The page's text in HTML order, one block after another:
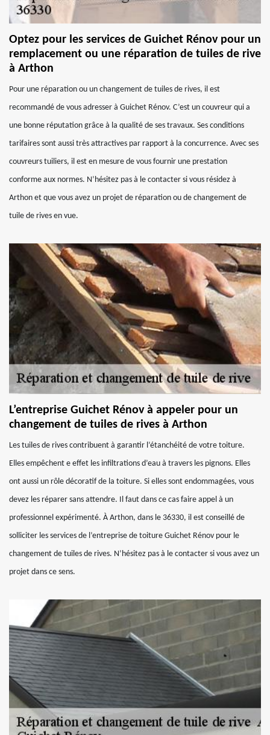
Optez pour les services de Guichet Rénov pour un
remplacement ou une réparation de tuiles de rive
à Arthon
Pour une réparation ou un changement de tuiles de rives, il est
recommandé de vous adresser à Guichet Rénov. C’est un couvreur qui a
une bonne réputation grâce à la qualité de ses travaux. Ses conditions
tarifaires sont aussi très attractives par rapport à la concurrence. Avec ses
couvreurs tuiliers, il est en mesure de vous fournir une prestation
conforme aux normes. N’hésitez pas à le contacter si vous résidez à
Arthon et que vous avez un projet de réparation ou de changement de
tuile de rives en vue.
L’entreprise Guichet Rénov à appeler pour un
changement de tuiles de rives à Arthon
Les tuiles de rives contribuent à garantir l’étanchéité de votre toiture.
Elles empêchent e effet les infiltrations d’eau à travers les pignons. Elles
ont aussi un rôle décoratif de la toiture. Si elles sont endommagées, vous
devez les réparer sans attendre. Il faut dans ce cas faire appel à un
professionnel expérimenté. À Arthon, dans le 36330, il est conseillé de
solliciter les services de l’entreprise de toiture Guichet Rénov pour le
changement de tuiles de rives. N’hésitez pas à le contacter si vous avez un
projet dans ce sens.